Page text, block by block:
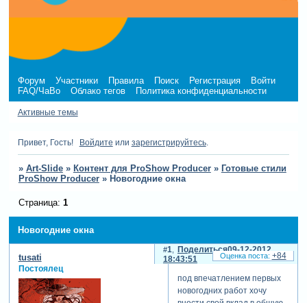
Форум Участники Правила Поиск Регистрация
Войти
FAQ/ЧаВо
Облако тегов Политика конфиденциальности
Активные темы
Привет, Гость! Войдите или зарегистрируйтесь.
» Art-Slide » Контент для ProShow Producer » Готовые стили
ProShow Producer » Новогодние окна
Новогодние окна
Страница: 1
Поделиться
1
09-12-2012
18:43:51
tusati
Постоялец
под впечатлением первых
новогодних работ хочу
+84